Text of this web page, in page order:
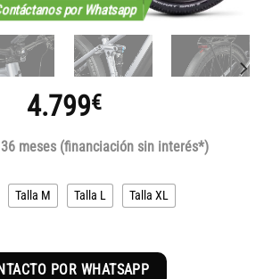
por Whatsapp
4.799€
meses (financiación sin interés*)
Talla M Talla L Talla XL
POR WHATSAPP